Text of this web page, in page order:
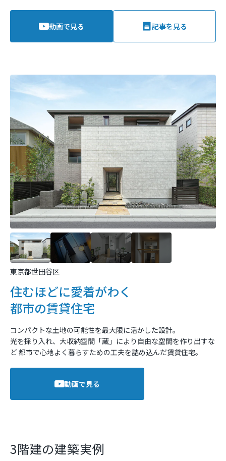
動画で見る 記事を見る
東京都世田谷区
住むほどに愛着がわく
都市の賃貸住宅
コンパクトな土地の可能性を最大限に活かした設計。
光を採り入れ、大収納空間「蔵」により自由な空間を作り出すな
ど都市で心地よく暮らすための工夫を詰め込んだ賃貸住宅。
動画で見る
3階建の建築実例